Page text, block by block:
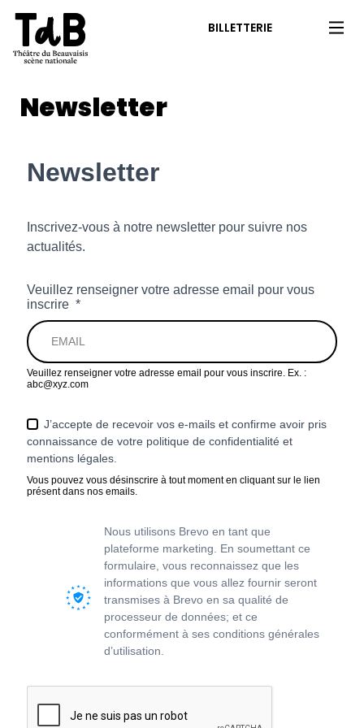
BILLETTERIE
Newsletter
Newsletter
Newsletter
Inscrivez-vous à notre newsletter pour suivre nos
actualités.
Veuillez renseigner votre adresse email pour vous
inscrire
Veuillez renseigner votre adresse email pour vous inscrire. Ex. :
abc@xyz.com
J’accepte de recevoir vos e-mails et confirme avoir pris
connaissance de votre politique de confidentialité et
mentions légales.
Vous pouvez vous désinscrire à tout moment en cliquant sur le lien
présent dans nos emails.
Nous utilisons Brevo en tant que
plateforme marketing. En soumettant ce
formulaire, vous reconnaissez que les
informations que vous allez fournir seront
transmises à Brevo en sa qualité de
processeur de données; et ce
conformément à ses conditions générales
d’utilisation